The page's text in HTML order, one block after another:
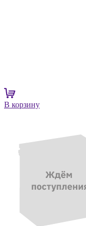
В корзину